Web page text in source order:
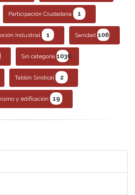
Participación Ciudadana 1
Industrial 1 Sanidad 106
Sin categoría 1036
Tablón Sindical 2
y edificación 19